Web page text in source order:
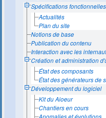
Spécifications fonctionnelles
Actualités
Plan du site
Notions de base
Publication du contenu
Interaction avec les
Création et administration
État des composants
État des générateurs de
Développement du logiciel
Kit du Aioeur
Chantiers en cours
Anomalies et évolutions